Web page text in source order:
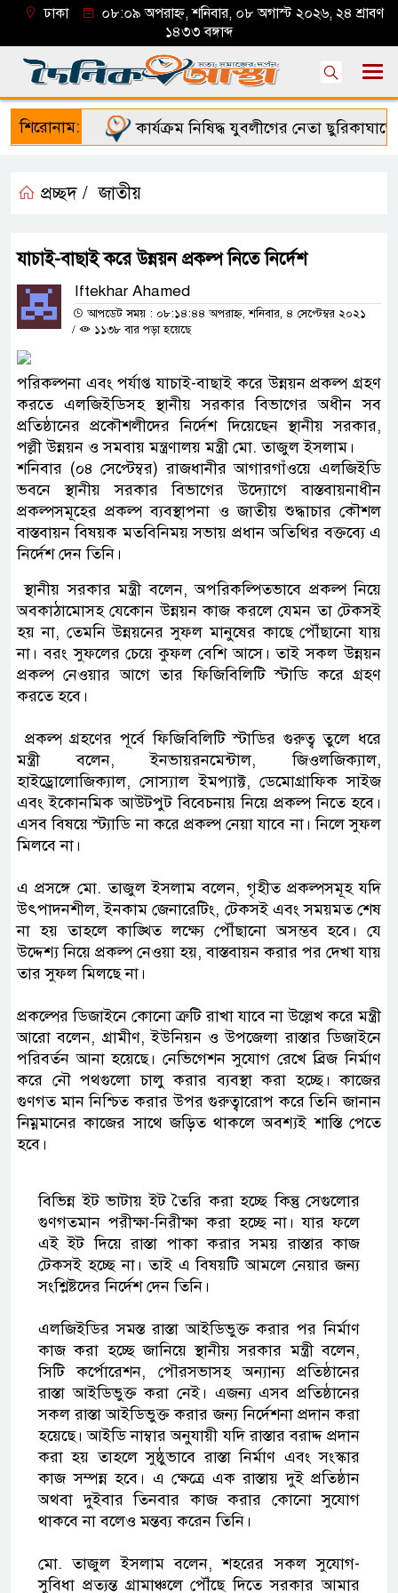
ঢাকা
০৮:০৯ অপরাহ্ন, শনিবার, ০৮ অগাস্ট ২০২৬, ২৪ শ্রাবণ
১৪৩৩ বঙ্গাব্দ
শিরোনাম: কার্যক্রম নিষিদ্ধ যুবলীগের নেতা ছুরিকাঘাতে
প্রচ্ছদ / জাতীয়
যাচাই-বাছাই করে উন্নয়ন প্রকল্প নিতে নির্দেশ
Iftekhar Ahamed
আপডেট সময় : ০৮:১৪:৪৪ অপরাহ্ন, শনিবার, ৪ সেপ্টেম্বর ২০২১
/
১১৩৮ বার পড়া হয়েছে
পরিকল্পনা এবং পর্যাপ্ত যাচাই-বাছাই করে উন্নয়ন প্রকল্প গ্রহণ
করতে এলজিইডিসহ স্থানীয় সরকার বিভাগের অধীন সব
প্রতিষ্ঠানের প্রকৌশলীদের নির্দেশ দিয়েছেন স্থানীয় সরকার,
পল্লী উন্নয়ন ও সমবায় মন্ত্রণালয় মন্ত্রী মো. তাজুল ইসলাম।
শনিবার (০৪ সেপ্টেম্বর) রাজধানীর আগারগাঁওয়ে এলজিইডি
ভবনে স্থানীয় সরকার বিভাগের উদ্যোগে বাস্তবায়নাধীন
প্রকল্পসমূহের প্রকল্প ব্যবস্থাপনা ও জাতীয় শুদ্ধাচার কৌশল
বাস্তবায়ন বিষয়ক মতবিনিময় সভায় প্রধান অতিথির বক্তব্যে এ
নির্দেশ দেন তিনি।
স্থানীয় সরকার মন্ত্রী বলেন, অপরিকল্পিতভাবে প্রকল্প নিয়ে
অবকাঠামোসহ যেকোন উন্নয়ন কাজ করলে যেমন তা টেকসই
হয় না, তেমনি উন্নয়নের সুফল মানুষের কাছে পৌঁছানো যায়
না। বরং সুফলের চেয়ে কুফল বেশি আসে। তাই সকল উন্নয়ন
প্রকল্প নেওয়ার আগে তার ফিজিবিলিটি স্টাডি করে গ্রহণ
করতে হবে।
প্রকল্প গ্রহণের পূর্বে ফিজিবিলিটি স্টাডির গুরুত্ব তুলে ধরে
মন্ত্রী বলেন, ইনভায়রনমেন্টাল, জিওলজিক্যাল,
হাইড্রোলোজিক্যাল, সোস্যাল ইমপ্যাক্ট, ডেমোগ্রাফিক সাইজ
এবং ইকোনমিক আউটপুট বিবেচনায় নিয়ে প্রকল্প নিতে হবে।
এসব বিষয়ে স্ট্যাডি না করে প্রকল্প নেয়া যাবে না। নিলে সুফল
মিলবে না।
এ প্রসঙ্গে মো. তাজুল ইসলাম বলেন, গৃহীত প্রকল্পসমূহ যদি
উৎপাদনশীল, ইনকাম জেনারেটিং, টেকসই এবং সময়মত শেষ
না হয় তাহলে কাঙ্খিত লক্ষ্যে পৌঁছানো অসম্ভব হবে। যে
উদ্দেশ্য নিয়ে প্রকল্প নেওয়া হয়, বাস্তবায়ন করার পর দেখা যায়
তার সুফল মিলছে না।
প্রকল্পের ডিজাইনে কোনো ত্রুটি রাখা যাবে না উল্লেখ করে মন্ত্রী
আরো বলেন, গ্রামীণ, ইউনিয়ন ও উপজেলা রাস্তার ডিজাইনে
পরিবর্তন আনা হয়েছে। নেভিগেশন সুযোগ রেখে ব্রিজ নির্মাণ
করে নৌ পথগুলো চালু করার ব্যবস্থা করা হচ্ছে। কাজের
গুণগত মান নিশ্চিত করার উপর গুরুত্বারোপ করে তিনি জানান
নিম্নমানের কাজের সাথে জড়িত থাকলে অবশ্যই শাস্তি পেতে
হবে।
বিভিন্ন ইট ভাটায় ইট তৈরি করা হচ্ছে কিন্তু সেগুলোর
গুণগতমান পরীক্ষা-নিরীক্ষা করা হচ্ছে না। যার ফলে
এই ইট দিয়ে রাস্তা পাকা করার সময় রাস্তার কাজ
টেকসই হচ্ছে না। তাই এ বিষয়টি আমলে নেয়ার জন্য
সংশ্লিষ্টদের নির্দেশ দেন তিনি।
এলজিইডির সমস্ত রাস্তা আইডিভুক্ত করার পর নির্মাণ
কাজ করা হচ্ছে জানিয়ে স্থানীয় সরকার মন্ত্রী বলেন,
সিটি কর্পোরেশন, পৌরসভাসহ অন্যান্য প্রতিষ্ঠানের
রাস্তা আইডিভুক্ত করা নেই। এজন্য এসব প্রতিষ্ঠানের
সকল রাস্তা আইডিভুক্ত করার জন্য নির্দেশনা প্রদান করা
হয়েছে। আইডি নাম্বার অনুযায়ী যদি রাস্তার বরাদ্দ প্রদান
করা হয় তাহলে সুষ্ঠুভাবে রাস্তা নির্মাণ এবং সংস্কার
কাজ সম্পন্ন হবে। এ ক্ষেত্রে এক রাস্তায় দুই প্রতিষ্ঠান
অথবা দুইবার তিনবার কাজ করার কোনো সুযোগ
থাকবে না বলেও মন্তব্য করেন তিনি।
মো. তাজুল ইসলাম বলেন, শহরের সকল সুযোগ-
সুবিধা প্রত্যন্ত গ্রামাঞ্চলে পৌঁছে দিতে সরকার আমার